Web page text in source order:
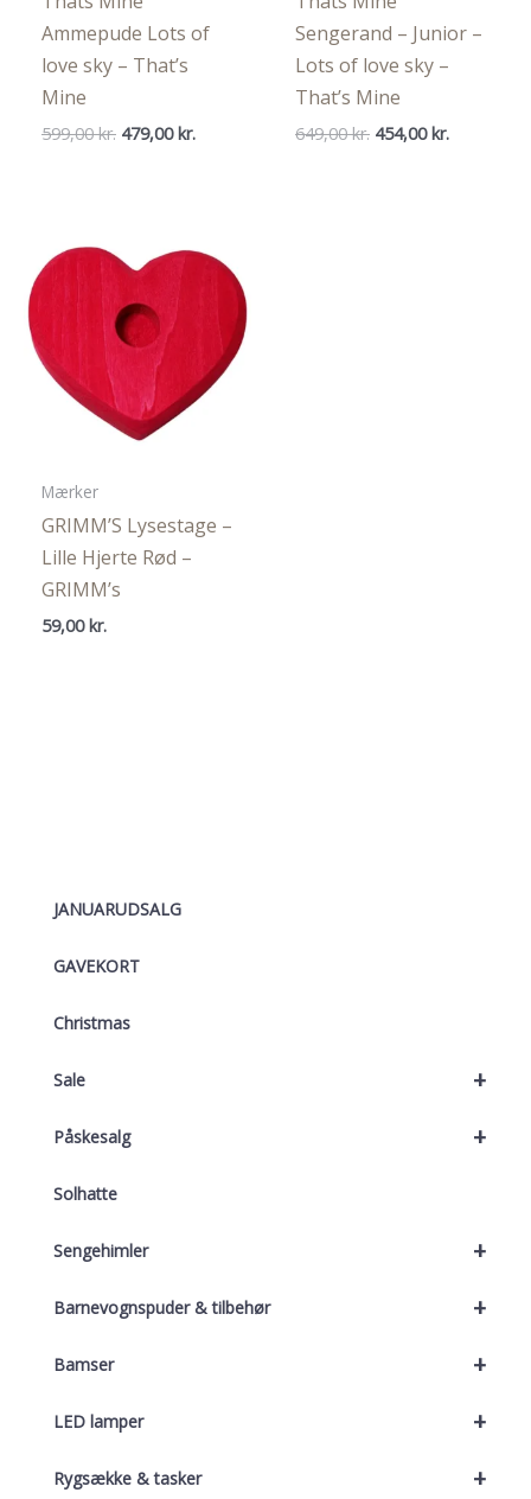
JANUARUDSALG
GAVEKORT
Christmas
+
Sale
+
Påskesalg
Solhatte
+
Sengehimler
+
Barnevognspuder & tilbehør
+
Bamser
+
LED lamper
+
Rygsække & tasker
Ammepude Lots of
love sky – That’s
Mine
599,00kr. Den
479,00kr.Den
Sengerand – Junior –
Lots of love sky –
That’s Mine
649,00kr. Den
454,00kr.Den
Mærker
GRIMM’S Lysestage –
Lille Hjerte Rød –
GRIMM’s
59,00kr.